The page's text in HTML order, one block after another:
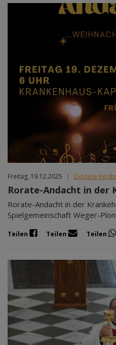
Freitag, 19.12.2025 | Diözese
Rorate-Andacht in der
Rorate-Andacht in der
Spielgemeinschaft Weger-
Teilen Teilen Teilen